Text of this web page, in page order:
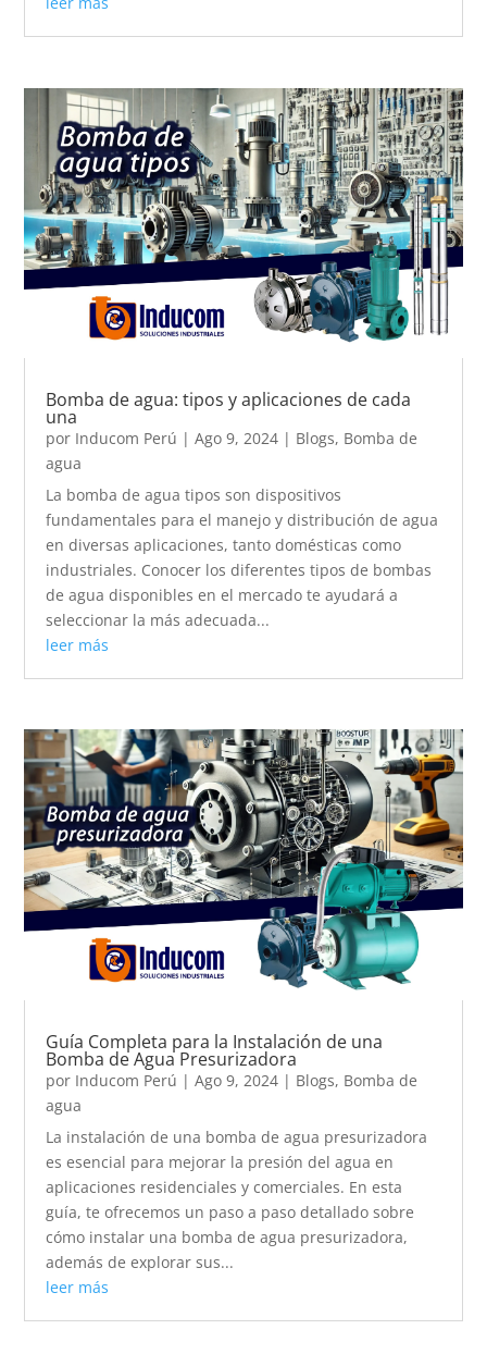
Bomba de agua: tipos y aplicaciones de cada
una
por Inducom Perú |Ago 9, 2024 | Blogs, Bomba de
agua
La bomba de agua tipos son dispositivos
fundamentales para el manejo y distribución de agua
en diversas aplicaciones, tanto domésticas como
industriales. Conocer los diferentes tipos de bombas
de agua disponibles en el mercado te ayudará a
seleccionar la más adecuada...
leer más
Guía Completa para la Instalación de una
Bomba de Agua Presurizadora
por Inducom Perú |Ago 9, 2024 | Blogs, Bomba de
agua
La instalación de una bomba de agua presurizadora
es esencial para mejorar la presión del agua en
aplicaciones residenciales y comerciales. En esta
guía, te ofrecemos un paso a paso detallado sobre
cómo instalar una bomba de agua presurizadora,
además de explorar sus...
leer más